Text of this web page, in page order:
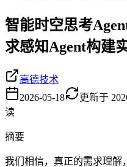
智能时空思考
求感知Agent构建
高德技术
2026-05-18
更新于
读
摘要
我们相信，真正的需求理解